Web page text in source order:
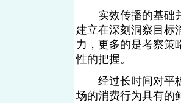
实效传播的基础并
建立在深刻洞察目标
力，更多的是考察策
性的把握。
经过长时间对平板
场的消费行为具有的